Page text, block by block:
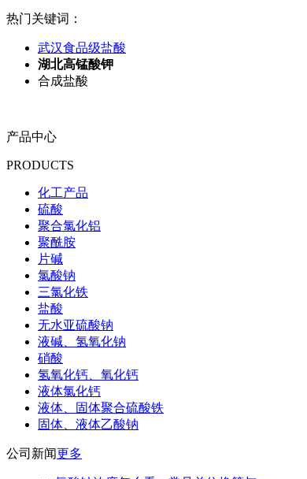
热门关键词：
武汉食品级盐酸
湖北高锰酸钾
合成盐酸
产品中心
PRODUCTS
化工产品
硫酸
聚合氯化铝
聚酰胺
片碱
氯酸钠
三氯化铁
盐酸
无水亚硫酸钠
液碱、氢氧化钠
硝酸
氢氧化钙、氧化钙
液体氯化钙
液体、固体聚合硫酸铁
固体、液体乙酸钠
公司新闻更多